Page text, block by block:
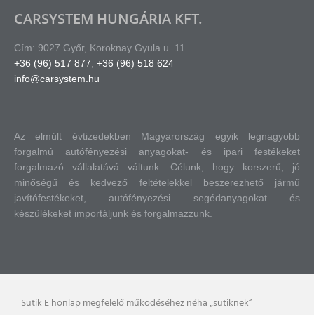
CARSYSTEM HUNGÁRIA KFT.
Cím: 9027 Győr, Koroknay Gyula u. 11.
+36 (96) 517 877 +36 (96) 518 624
info@carsystem.hu
Az elmúlt évtizedekben Magyarország egyik legnagyobb
forgalmú autófényezési anyagokat- és ipari festékeket
forgalmazó vállalatává váltunk. Célunk, hogy korszerű, jó
minőségű és kedvező feltételekkel beszerezhető jármű
javítófestékeket, autófényezési segédanyagokat és
készülékeket importáljunk és forgalmazzunk.
Sütik E honlap megfelelő működéséhez néha „sütiknek”